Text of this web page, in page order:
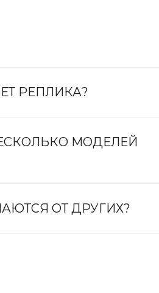
РЕПЛИКА?
МОДЕЛЕЙ
ОТ ДРУГИХ?